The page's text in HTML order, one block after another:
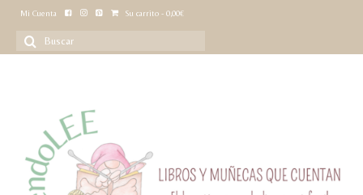
Mi Cuenta Su carrito - 0,00€
Buscar
por: